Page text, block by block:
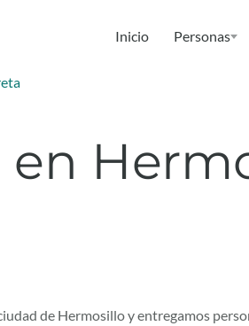
Inicio Personas
de Hermosillo y entregamos